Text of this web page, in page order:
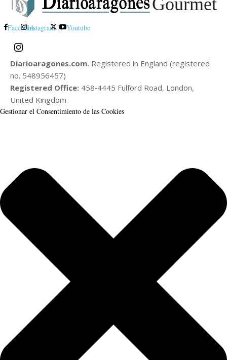
Gourmet
FacebookInstagram X Youtube
Diarioaragones.com. Registered in England (registered
no. 548956457)
Registered Office: 458‑4445 Fulford Road, London,
United Kingdom
Gestionar el Consentimiento de las Cookies